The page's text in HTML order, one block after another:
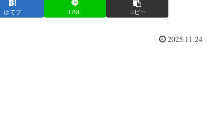
はてブ LINE コピー
2025.11.24